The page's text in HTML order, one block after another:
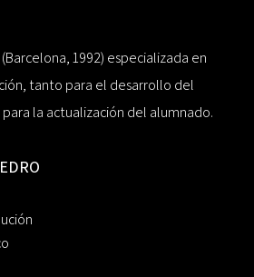
1992) especializada en
tanto para el desarrollo del
la actualización del alumnado.